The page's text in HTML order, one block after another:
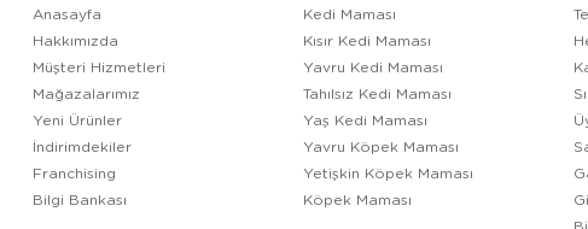
Anasayfa
Hakkımızda
Müşteri Hizmetleri
Mağazalarımız
Yeni Ürünler
İndirimdekiler
Franchising
Bilgi Bankası
Kedi Maması
Kısır Kedi Maması
Yavru Kedi Maması
Tahılsız Kedi Maması
Yaş Kedi Maması
Yavru Köpek Maması
Yetişkin Köpek Maması
Köpek Maması